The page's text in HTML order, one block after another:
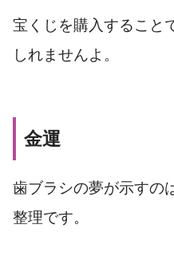
宝くじを購入すること
しれませんよ。
金運
歯ブラシの夢が示すの
整理です。